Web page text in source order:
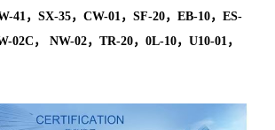
41，SX-35，CW-01，SF-20，EB-10，ES-
02C， NW-02，TR-20，0L-10，U10-01，